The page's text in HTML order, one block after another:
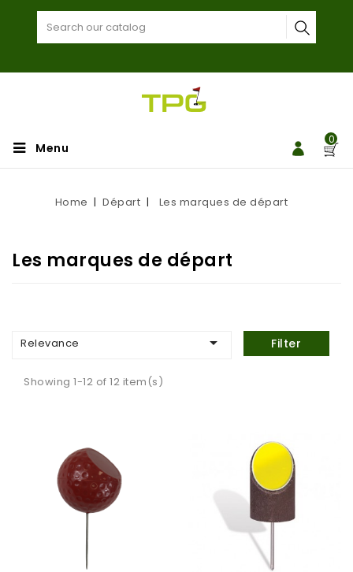
0
Menu
Home Départ Les marques de départ
Les marques de départ
Relevance  Filter
Showing 1-12 of 12 item(s)